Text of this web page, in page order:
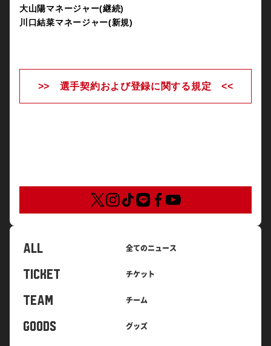
大山陽マネージャー(継続)
川口結菜マネージャー(新規)
>> 選手契約および登録に関する規定 <<
ALL 全てのニュース
TICKET チケット
TEAM チーム
GOODS グッズ